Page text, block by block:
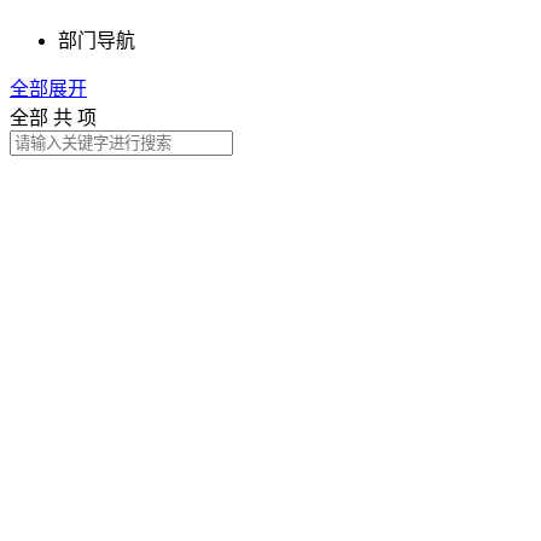
部门导航
全部展开
全部 共 项